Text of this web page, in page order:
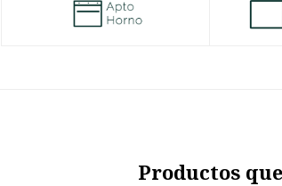
Productos